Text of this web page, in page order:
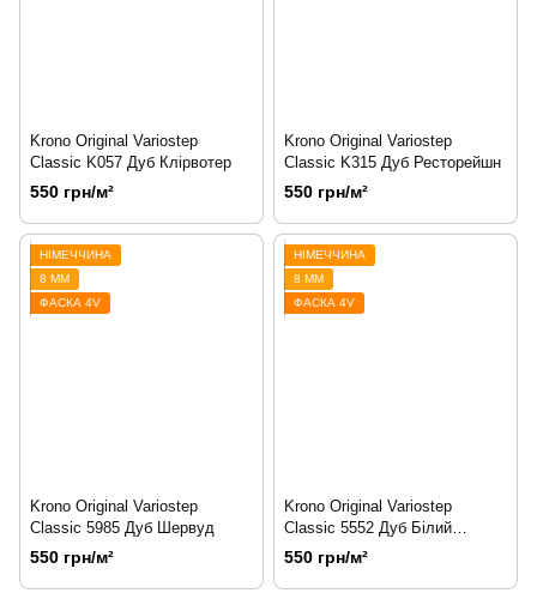
Krono Original Variostep
Classic K057 Дуб Клірвотер
550 грн/м²
Krono Original Variostep
Classic K315 Дуб Ресторейшн
550 грн/м²
НІМЕЧЧИНА
8 ММ
ФАСКА 4V
Krono Original Variostep
Classic 5985 Дуб Шервуд
550 грн/м²
НІМЕЧЧИНА
8 ММ
ФАСКА 4V
Krono Original Variostep
Classic 5552 Дуб Білий
Масляний
550 грн/м²